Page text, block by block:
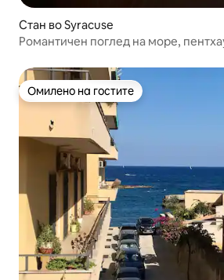
Стан во Syracuse
Романтичен поглед на море,
Омилено на гостите
Омилено на гостите